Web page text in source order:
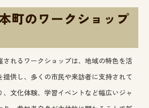
町のワークショップ
されるワークショップは、地域の特色を活
提供し、多くの市民や来訪者に支持されて
、文化体験、学習イベントなど幅広いジャ